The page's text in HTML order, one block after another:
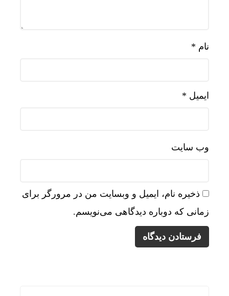
نام *
ایمیل *
وب‌ سایت
ذخیره نام، ایمیل و وبسایت من در مرورگر برای
زمانی که دوباره دیدگاهی می‌نویسم.